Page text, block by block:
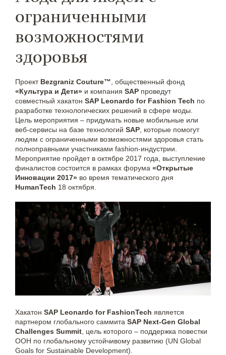
ограниченными
возможностями
здоровья
Проект Bezgraniz Couture™ , общественный фонд
«Культура и Дети» и компания SAP проведут
совместный хакатон SAP Leonardo for Fashion Tech по
разработке технологических решений в сфере моды.
Цель мероприятия – придумать новые мобильные или
веб-сервисы на базе технологий SAP , которые помогут
людям с ограниченными возможностями здоровья стать
полноправными участниками fashion-индустрии.
Мероприятие пройдет в октябре 2017 года, выступление
финалистов состоится в рамках форума «Открытые
Инновации 2017» во время тематического дня
HumanTech 18 октября.
Хакатон SAP Leonardo for FashionTech является
партнером глобального саммита SAP Next-Gen Global
Challenges Summit , цель которого – поддержка повестки
ООН по глобальному устойчивому развитию (UN Global
Goals for Sustainable Development).